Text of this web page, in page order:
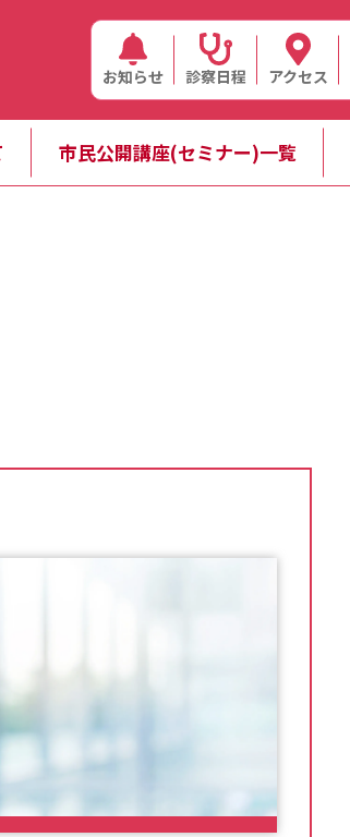
お知らせ 診察日程 アクセス
市民公開講座(セミナー)一覧